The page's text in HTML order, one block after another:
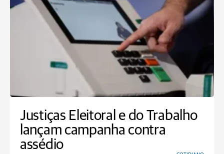
Justiças Eleitoral e do Trabalho
lançam campanha contra
assédio